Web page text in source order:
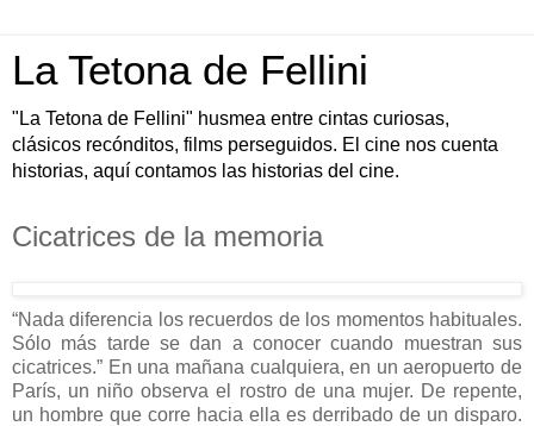
La Tetona de Fellini
"La Tetona de Fellini" husmea entre cintas curiosas,
clásicos recónditos, films perseguidos. El cine nos cuenta
historias, aquí contamos las historias del cine.
Cicatrices de la memoria
“Nada diferencia los recuerdos de los momentos habituales.
Sólo más tarde se dan a conocer cuando muestran sus
cicatrices.” En una mañana cualquiera, en un aeropuerto de
París, un niño observa el rostro de una mujer. De repente,
un hombre que corre hacia ella es derribado de un disparo.